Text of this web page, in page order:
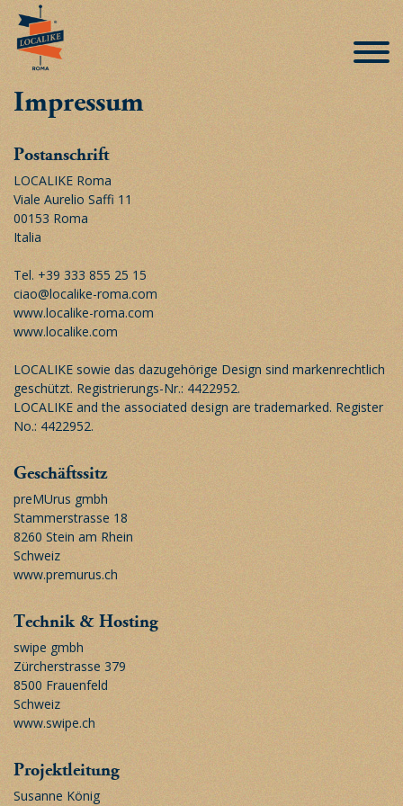
Impressum
Postanschrift
LOCALIKE Roma
Viale Aurelio Saffi 11
00153 Roma
Italia
Tel. +39 333 855 25 15
ciao@localike-roma.com
www.localike-roma.com
www.localike.com
LOCALIKE sowie das dazugehörige Design sind markenrechtlich
geschützt. Registrierungs-Nr.: 4422952.
LOCALIKE and the associated design are trademarked. Register
No.: 4422952.
Geschäftssitz
preMUrus gmbh
Stammerstrasse 18
8260 Stein am Rhein
Schweiz
www.premurus.ch
Technik & Hosting
swipe gmbh
Zürcherstrasse 379
8500 Frauenfeld
Schweiz
www.swipe.ch
Projektleitung
Susanne König